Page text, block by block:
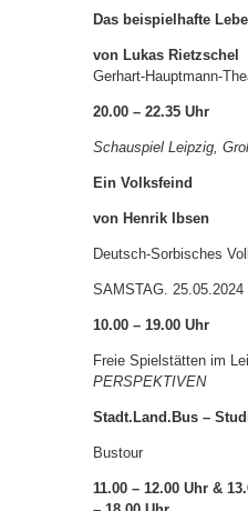
Das beispielhafte
von Lukas Rietzschel
Gerhart-Hauptmann-
20.00 – 22.35 Uhr
Schauspiel Leipzig,
Ein Volksfeind
von Henrik Ibsen
Deutsch-Sorbisches
SAMSTAG. 25.05.2024
10.00 – 19.00 Uhr
Freie Spielstätten im
PERSPEKTIVEN
Stadt.Land.Bus –
Bustour
11.00 – 12.00 Uhr &